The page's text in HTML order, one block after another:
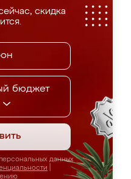
скидка
бюджет
данных